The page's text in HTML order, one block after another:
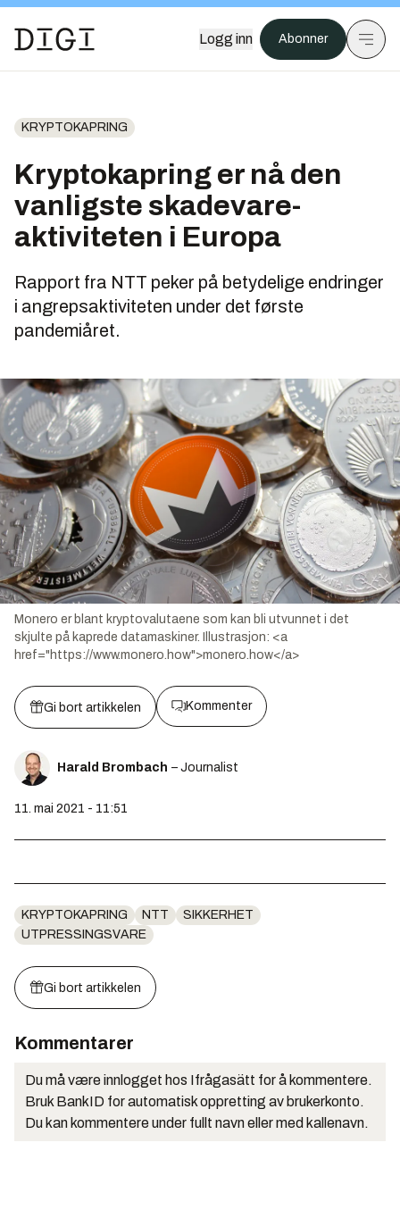
Logg inn Abonner
KRYPTOKAPRING
Kryptokapring er nå den
vanligste skadevare-
aktiviteten i Europa
Rapport fra NTT peker på betydelige endringer
i angrepsaktiviteten under det første
pandemiåret.
Monero er blant kryptovalutaene som kan bli utvunnet i det
skjulte på kaprede datamaskiner.
Illustrasjon: <a
href="https://www.monero.how">monero.how</a>
Gi bort artikkelen Kommenter
Harald Brombach – Journalist
11. mai 2021 - 11:51
KRYPTOKAPRING NTT
SIKKERHET
UTPRESSINGSVARE
Gi bort artikkelen
Kommentarer
Du må være innlogget hos Ifrågasätt for å kommentere.
Bruk BankID for automatisk oppretting av brukerkonto.
Du kan kommentere under fullt navn eller med kallenavn.